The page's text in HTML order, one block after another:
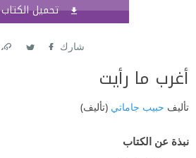
تحميل الكتاب
شارك
أغرب ما رأيت
تأليف حبيب جاماتي (تأليف)
نبذة عن الكتاب